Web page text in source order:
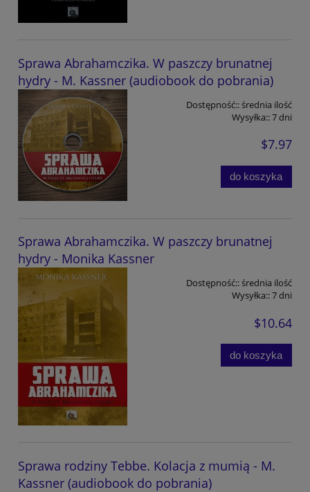
Sprawa Abrahamczika. W paszczy brunatnej
hydry - M. Kassner (audiobook do pobrania)
Dostępność::średnia ilość
Wysyłka::7 dni
$7.97
do koszyka
Sprawa Abrahamczika. W paszczy brunatnej
hydry - Monika Kassner
Dostępność::średnia ilość
Wysyłka::7 dni
$10.64
do koszyka
Sprawa rodziny Tebbe. Kolacja z mumią - M.
Kassner (audiobook do pobrania)